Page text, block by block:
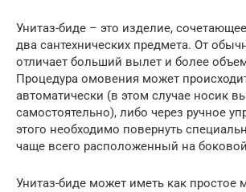
Унитаз-биде – это изделие,
два сантехнических предмета. От
отличает больший вылет и более
Процедура омовения может
автоматически (в этом случае носик
самостоятельно), либо через ручное
этого необходимо повернуть
чаще всего расположенный на боковой
Унитаз-биде может иметь как простое